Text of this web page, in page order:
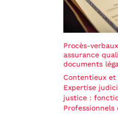
Procès-
assurance
documents
Contentieux
Expertise
justice :